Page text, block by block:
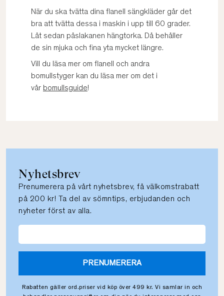
När du ska tvätta dina flanell sängkläder går det
bra att tvätta dessa i maskin i upp till 60 grader.
Låt sedan påslakanen hängtorka. Då behåller
de sin mjuka och fina yta mycket längre.
Vill du läsa mer om flanell och andra
bomullstyger kan du läsa mer om det i
vår bomullsguide!
Nyhetsbrev
Prenumerera på vårt nyhetsbrev, få välkomstrabatt
på 200 kr! Ta del av sömntips, erbjudanden och
nyheter först av alla.
PRENUMERERA
Rabatten gäller ord.priser vid köp över 499 kr. Vi samlar in och